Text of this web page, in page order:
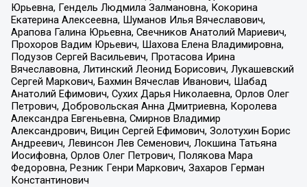
Юрьевна, Гендель Людмила Залмановна, Кокорина
Екатерина Алексеевна, Шуманов Илья Вячеславович,
Арапова Галина Юрьевна, Свечников Анатолий Мариевич,
Прохоров Вадим Юрьевич, Шахова Елена Владимировна,
Подузов Сергей Васильевич, Протасова Ирина
Вячеславовна, Литинский Леонид Борисович, Лукашевский
Сергей Маркович, Бахмин Вячеслав Иванович, Шабад
Анатолий Ефимович, Сухих Дарья Николаевна, Орлов Олег
Петрович, Добровольская Анна Дмитриевна, Королева
Александра Евгеньевна, Смирнов Владимир
Александрович, Вицин Сергей Ефимович, Золотухин Борис
Андреевич, Левинсон Лев Семенович, Локшина Татьяна
Иосифовна, Орлов Олег Петрович, Полякова Мара
Федоровна, Резник Генри Маркович, Захаров Герман
Константинович